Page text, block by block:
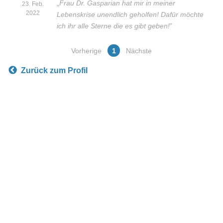
23. Feb.
2022
Frau Dr. Gasparian hat mir in meiner
Lebenskrise unendlich geholfen! Dafür möchte
ich ihr alle Sterne die es gibt geben!”
Vorherige 1 Nächste
Zurück zum Profil